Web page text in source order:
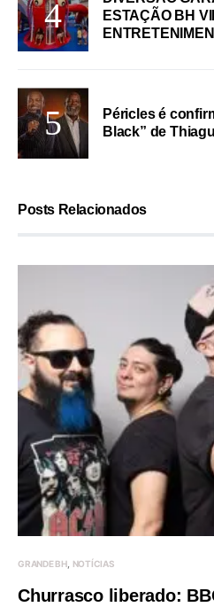
ESTAÇÃO BH
Péricles é
Black” de
Posts Relacionados
GRANDE BH NOTÍCIAS
Churrasco liberado: